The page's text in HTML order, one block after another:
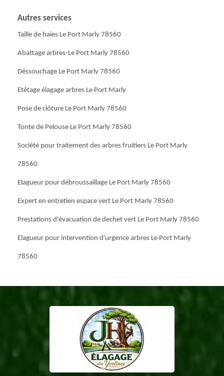
Autres services
Taille de haies Le Port Marly 78560
Abattage arbres-Le Port Marly 78560
Déssouchage Le Port Marly 78560
Etêtage élagage arbres Le Port Marly
Pose de clôture Le Port Marly 78560
Tonte de Pelouse Le Port Marly 78560
Société pour traitement des arbres fruitiers Le Port Marly
78560
Elagueur pour débroussaillage Le Port Marly 78560
Expert en entretien espace vert Le Port Marly 78560
Prestations d'évacuation de dechet vert Le Port Marly 78560
Elagueur pour intervention d'urgence arbres Le Port Marly
78560